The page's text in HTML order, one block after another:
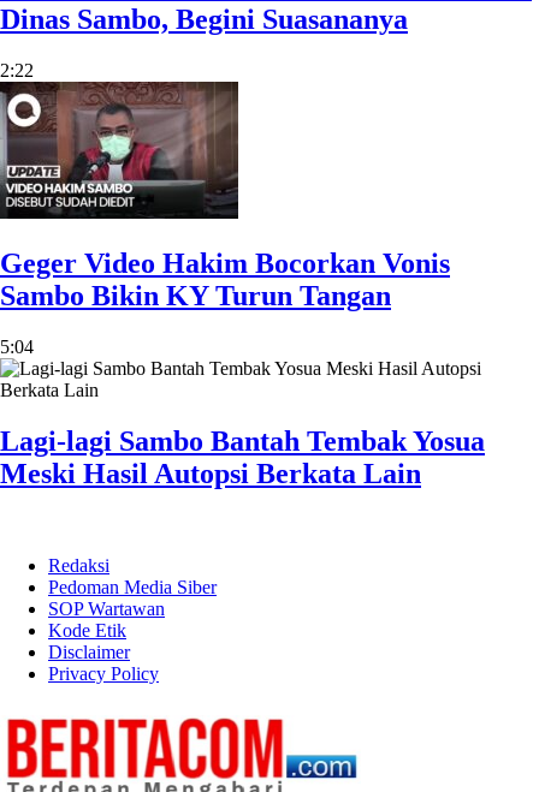
Dinas Sambo, Begini Suasananya
2:22
Geger Video Hakim Bocorkan Vonis
Sambo Bikin KY Turun Tangan
5:04
Lagi-lagi Sambo Bantah Tembak Yosua
Meski Hasil Autopsi Berkata Lain
Redaksi
Pedoman Media Siber
SOP Wartawan
Kode Etik
Disclaimer
Privacy Policy